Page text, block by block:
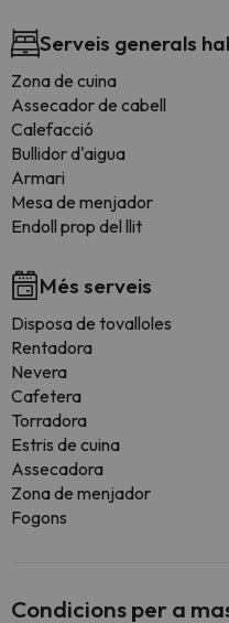
Serveis generals
Zona de cuina
Assecador de cabell
Calefacció
Bullidor d'aigua
Armari
Mesa de menjador
Endoll prop del llit
Més serveis
Disposa de tovalloles
Rentadora
Nevera
Cafetera
Torradora
Estris de cuina
Assecadora
Zona de menjador
Fogons
Condicions per a